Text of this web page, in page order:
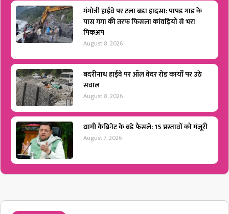
गंगोत्री हाईवे पर टला बड़ा हादसा: पापड़ गाड के
पास गंगा की तरफ फिसला कांवड़ियों से भरा
पिकअप
August 8, 2026
बदरीनाथ हाईवे पर ऑल वेदर रोड कार्यों पर उठे
सवाल
August 8, 2026
धामी कैबिनेट के बड़े फैसले: 15 प्रस्तावों को मंजूरी
August 7, 2026